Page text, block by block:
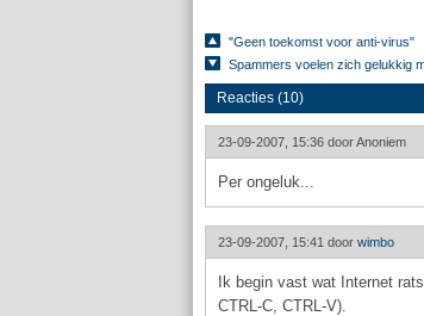
"Geen toekomst voor anti-virus"
Spammers voelen zich gelukkig
Reacties (10)
23-09-2007, 15:36 doorAnoniem
Per ongeluk...
23-09-2007, 15:41 door wimbo
Ik begin vast wat Internet
CTRL-C, CTRL-V).